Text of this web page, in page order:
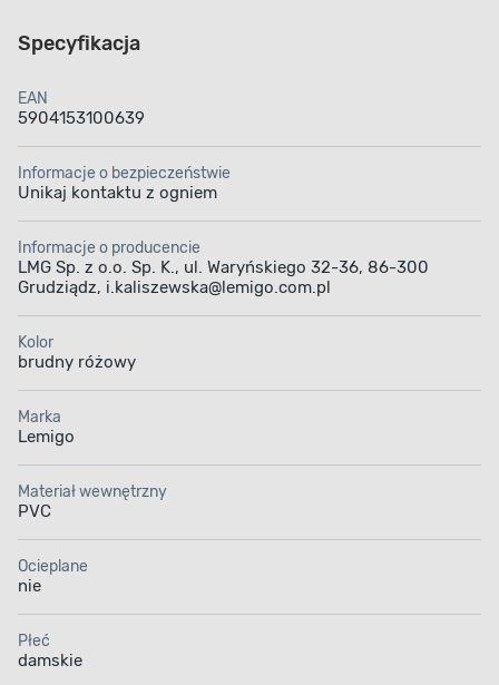
Specyfikacja
EAN
5904153100639
Informacje o bezpieczeństwie
Unikaj kontaktu z ogniem
Informacje o producencie
LMG Sp. z o.o. Sp. K., ul. Waryńskiego 32-36, 86-300
Grudziądz, i.kaliszewska@lemigo.com.pl
Kolor
brudny różowy
Marka
Lemigo
Materiał wewnętrzny
PVC
Ocieplane
nie
Płeć
damskie